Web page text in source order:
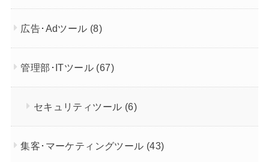
広告･Adツール (8)
管理部･ITツール (67)
セキュリティツール (6)
集客･マーケティングツール (43)